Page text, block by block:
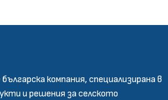
компания, специализирана в
и решения за селското